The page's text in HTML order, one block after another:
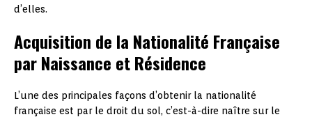
d’elles.
Acquisition de la Nationalité Française
par Naissance et Résidence
L’une des principales façons d’obtenir la nationalité
française est par le droit du sol, c’est-à-dire naître sur le